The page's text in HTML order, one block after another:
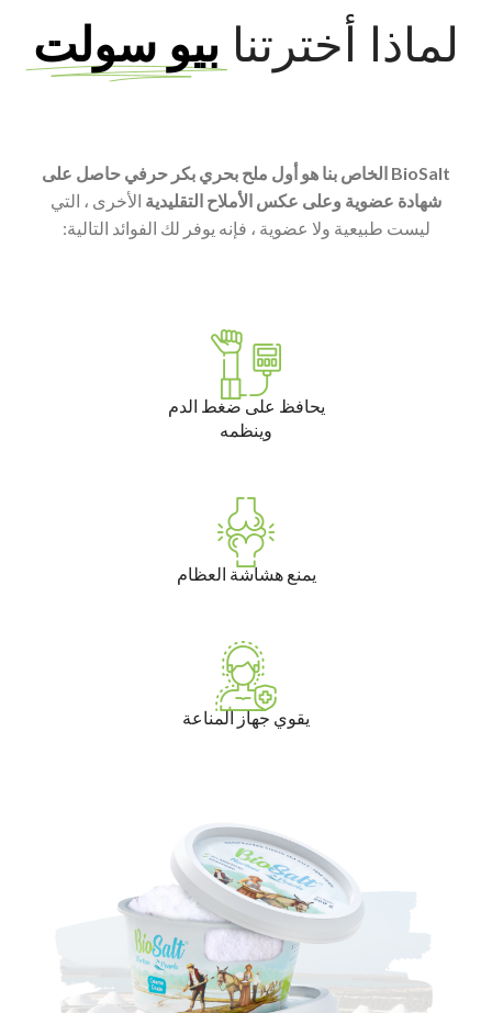
لماذا أخترتنا بيو سولت
BioSalt الخاص بنا هو أول ملح بحري بكر حرفي حاصل على
شهادة عضوية وعلى عكس الأملاح التقليدية الأخرى ، التي
ليست طبيعية ولا عضوية ، فإنه يوفر لك الفوائد التالية:
يحافظ على ضغط الدم
وينظمه
يمنع هشاشة العظام
يقوي جهاز المناعة